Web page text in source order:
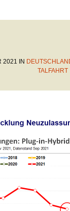
2021 IN
TALFAHRT